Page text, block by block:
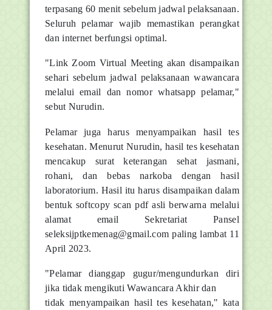
terpasang 60 menit sebelum jadwal pelaksanaan.
Seluruh pelamar wajib memastikan perangkat
dan internet berfungsi optimal.
"Link Zoom Virtual Meeting akan disampaikan
sehari sebelum jadwal pelaksanaan wawancara
melalui email dan nomor whatsapp pelamar,"
sebut Nurudin.
Pelamar juga harus menyampaikan hasil tes
kesehatan. Menurut Nurudin, hasil tes kesehatan
mencakup surat keterangan sehat jasmani,
rohani, dan bebas narkoba dengan hasil
laboratorium. Hasil itu harus disampaikan dalam
bentuk softcopy scan pdf asli berwarna melalui
alamat email Sekretariat Pansel
seleksijptkemenag@gmail.com paling lambat 11
April 2023.
"Pelamar dianggap gugur/mengundurkan diri
jika tidak mengikuti Wawancara Akhir dan
tidak menyampaikan hasil tes kesehatan," kata